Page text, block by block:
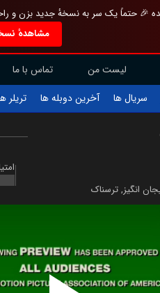
شده 🎉 حتماً یک سر به نسخهٔ جدید بزن
مشاهدهٔ
لیست من
تماس با ما
سریال ها آخرین دوبله ها تریلر
انگیز,ترسناک